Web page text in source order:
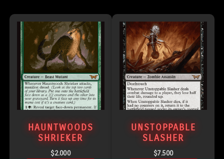
HAUNTWOODS
SHRIEKER
$2.000
UNSTOPPABLE
SLASHER
$7.500